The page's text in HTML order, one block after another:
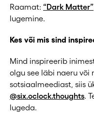
Raamat: “Dark Matter”
lugemine.
Kes või mis sind
Mind inspireerib
olgu see läbi naeru või
sotsiaalmeediast, siis
@six.oclock.thoughts.
lugeda.